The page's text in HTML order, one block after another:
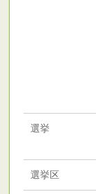
選挙
選挙区